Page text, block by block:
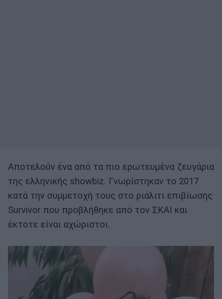
Αποτελούν ένα από τα πιο ερωτευμένα ζευγά­ρια
της ελληνικής showbiz. Γνωρίστηκαν το 2017
κατά την συμ­μετοχή τους στο ριάλιτι επιβίωσης
Survivor που προβλήθηκε από τον ΣΚΑΙ και
έκτοτε εί­ναι αχώριστοι.